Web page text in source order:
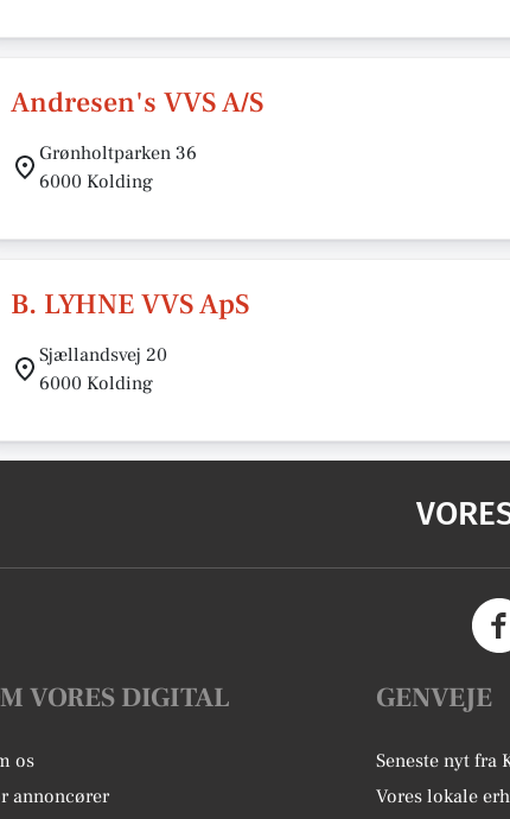
Andresen's VVS A/S
Grønholtparken 36
6000 Kolding
B. LYHNE VVS ApS
Sjællandsvej 20
6000 Kolding
VORES DIGITAL
os
annoncører
GENVEJE
Seneste nyt fra
Vores lokale